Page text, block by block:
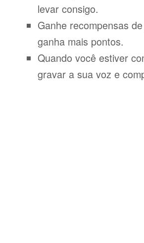
levar consigo.
Ganhe recompensas
ganha mais pontos.
Quando você estiver
gravar a sua voz e